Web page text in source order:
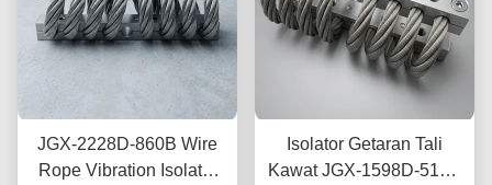
JGX-2228D-860B Wire
Rope Vibration Isolator
Isolator Getaran Tali
Kawat JGX-1598D-515B